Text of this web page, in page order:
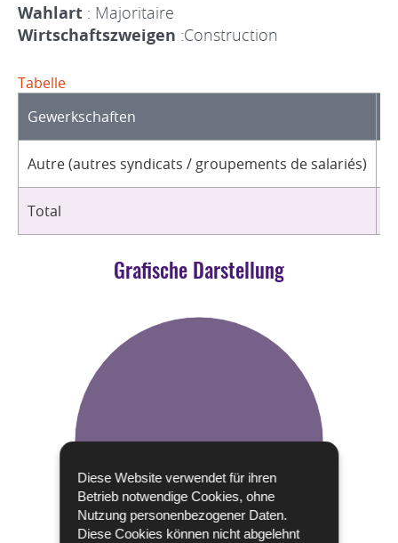
Diese Website verwendet für ihren
Betrieb notwendige Cookies, ohne
Nutzung personenbezogener Daten.
Diese Cookies können nicht abgelehnt
Wahlart : Majoritaire
Wirtschaftszweigen :Construction
Tabelle
Gewerkschaften
Autre (autres syndicats / groupements de salariés)
Total
Grafische Darstellung